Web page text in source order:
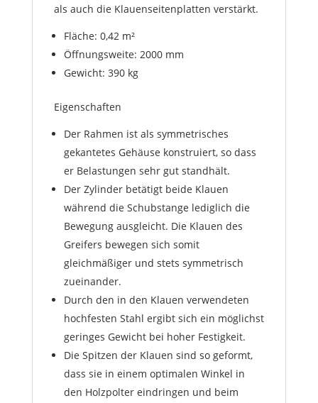
als auch die Klauenseitenplatten verstärkt.
Fläche: 0,42 m²
Öffnungsweite: 2000 mm
Gewicht: 390 kg
Eigenschaften
Der Rahmen ist als symmetrisches
gekantetes Gehäuse konstruiert, so dass
er Belastungen sehr gut standhält.
Der Zylinder betätigt beide Klauen
während die Schubstange lediglich die
Bewegung ausgleicht. Die Klauen des
Greifers bewegen sich somit
gleichmäßiger und stets symmetrisch
zueinander.
Durch den in den Klauen verwendeten
hochfesten Stahl ergibt sich ein möglichst
geringes Gewicht bei hoher Festigkeit.
Die Spitzen der Klauen sind so geformt,
dass sie in einem optimalen Winkel in
den Holzpolter eindringen und beim